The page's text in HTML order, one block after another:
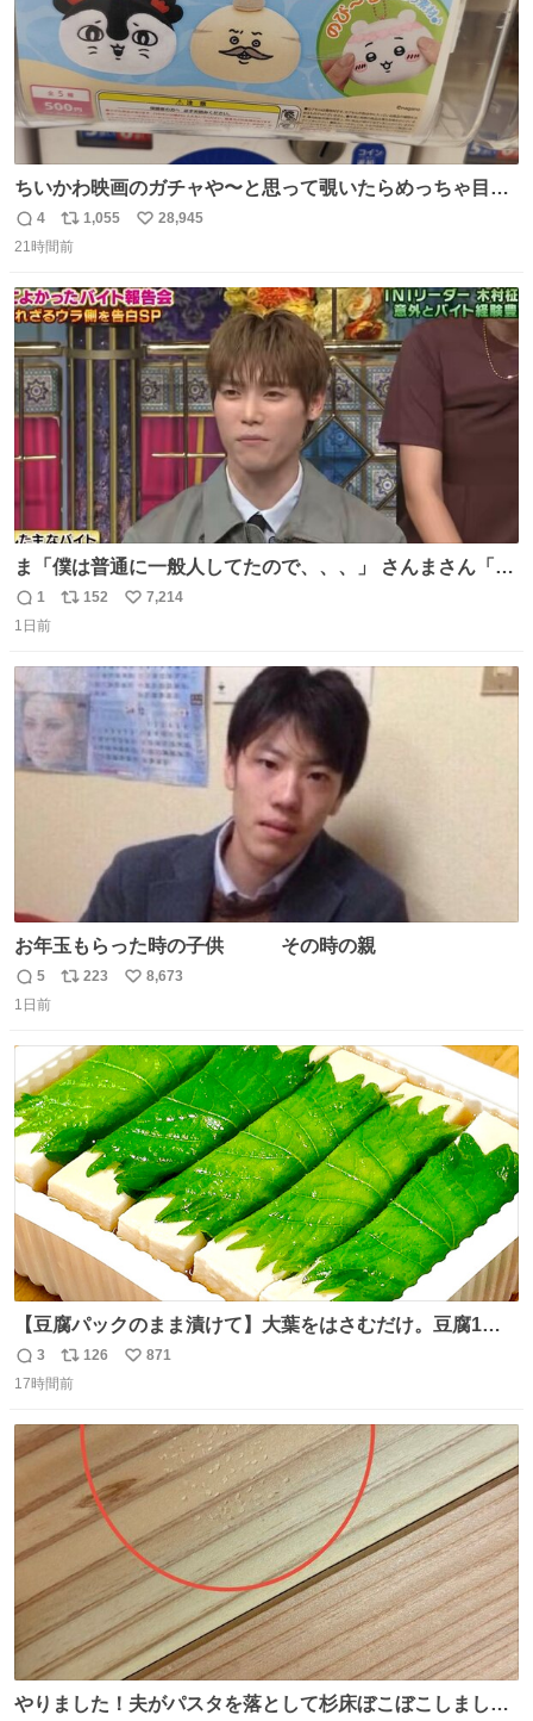
ちいかわ映画のガチャや〜と思って覗いたらめっちゃ目合
って気まずい
返
信
4
リ
ポ
ト
数
1,055
い
数
28,945
21時間前
ま「僕は普通に一般人してたので、、、」 さんまさん「チ
ンパンジー⁉️」 しぬwwwwwwwwwwwwwwwwwwwww
返
信
1
リ
数
152
い
数
7,214
1日前
お年玉もらった時の子供 その時の親
返
信
5
リ
ト
数
223
い
数
8,673
1日前
【豆腐パックのまま漬けて】大葉をはさむだけ。豆腐1
丁、秒でなくなる 豆腐に大葉をはさんで、めんつゆに漬け
るだけ。冷蔵庫で置くだけで味がしみ込み、さっぱりなの
い日にもぴったりの大葉と豆腐の漬けレシピです。 詳しく
はリプ欄を見てね👇
返
信
3
リ
ポ
ト
126
い
数
871
17時間前
やりました！夫がパスタを落として杉床ぼこぼこしまし